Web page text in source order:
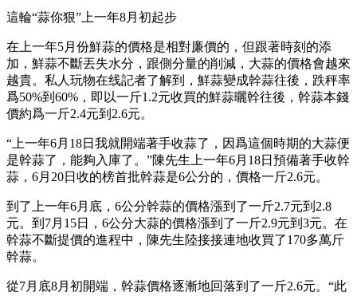
這輪“蒜你狠”上一年8月初起步
在上一年5月份鮮蒜的價格是相對廉價的，但跟著時刻的添
加，鮮蒜不斷丟失水分，跟側分量的削減，大蒜的價格會越來
越貴。私人玩物在线記者了解到，鮮蒜變成幹蒜往後，跌秤率
爲50%到60%，即以一斤1.2元收買的鮮蒜曬幹往後，幹蒜本錢
價約爲一斤2.4元到2.6元。
“上一年6月18日我就開端著手收蒜了，因爲這個時期的大蒜便
是幹蒜了，能夠入庫了。”陳先生上一年6月18日預備著手收幹
蒜，6月20日收的榜首批幹蒜是6公分的，價格一斤2.6元。
到了上一年6月底，6公分幹蒜的價格漲到了一斤2.7元到2.8
元。到7月15日，6公分大蒜的價格漲到了一斤2.9元到3元。在
幹蒜不斷提價的進程中，陳先生陸接接連地收買了170多萬斤
幹蒜。
從7月底8月初開端，幹蒜價格逐漸地回落到了一斤2.6元。“此